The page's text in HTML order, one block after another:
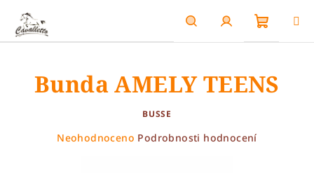
obsah
HledatPřihlášení
košík
Bunda AMELY TEENS
BUSSE
Průměrné
Neohodnoceno Podrobnosti hodnocení